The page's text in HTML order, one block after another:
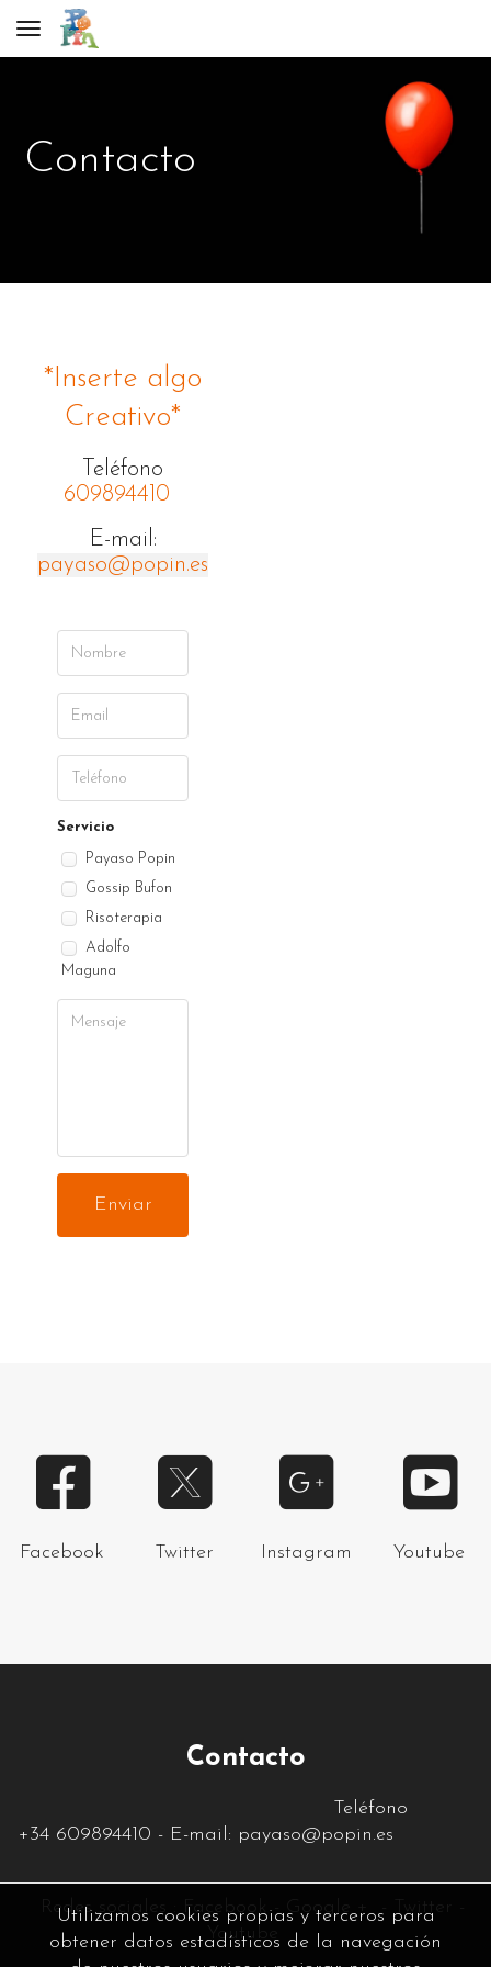
Toggle navigation
Contacto
*Inserte algo
Creativo*
Teléfono
609894410
E-mail:
payaso@popin.es
Servicio
Payaso Popin
Gossip Bufon
Risoterapia
Adolfo
Maguna
Enviar
Facebook Twitter Instagram Youtube
Contacto
Teléfono
+34 609894410 - E-mail: payaso@popin.es
Re des sociales : Facebook - Google +
Youtube
Utilizamos cookies propias y terceros para
obtener datos estadísticos de la navegación